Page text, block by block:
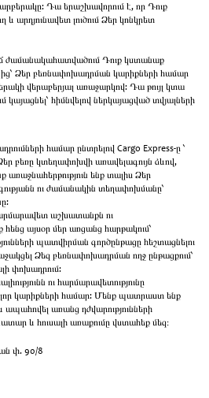
Դա երաշխավորում է, որ Դուք
արդյունավետ լուծում Ձեր կոնկրետ
Դուք կստանաք
Ձեր բեռնափոխադրման կարիքների համար
վերաբերյալ առաջարկով: Դա թույլ կտա
կայացնել՝ հիմնվելով ներկայացված տվյալների
համար ընտրելով Cargo Express-ը ՝
բեռը կտեղափոխվի առավելագույն ձևով,
առաջնահերթություն ենք տալիս Ձեր
ու ժամանակին տեղափոխմանը՝
աշխատանքն ու
հենց այսօր մեր առցանց հարթակում՝
պատվիրման գործընթացը հեշտացնելու
Ձեզ բեռնափոխադրման ողջ ընթացքում՝
փոխադրում:
ու հարմարավետությունը
կարիքների համար: Մենք պատրաստ ենք
ապահովել առանց դժվարությունների
և հուսալի առաքումը վստահեք մեզ։
փ. 90/8